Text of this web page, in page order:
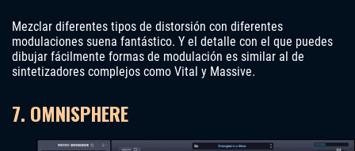
Mezclar diferentes tipos de distorsión con diferentes
modulaciones suena fantástico. Y el detalle con el que puedes
dibujar fácilmente formas de modulación es similar al de
sintetizadores complejos como Vital y Massive.
7. OMNISPHERE